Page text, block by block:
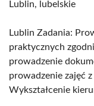
Lublin, lubelskie
Lublin Zadania:
praktycznych
prowadzenie
prowadzenie zajęć
Wykształcenie